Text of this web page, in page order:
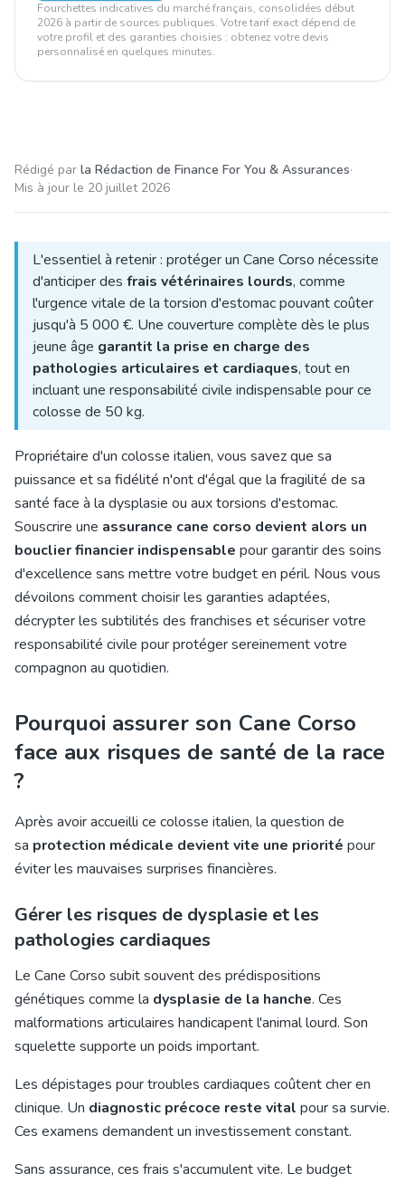
Fourchettes indicatives du marché français, consolidées début
2026 à partir de sources publiques. Votre tarif exact dépend de
votre profil et des garanties choisies : obtenez votre devis
personnalisé en quelques minutes.
Rédigé par la Rédaction de Finance For You & Assurances·
Mis à jour le 20 juillet 2026
L'essentiel à retenir : protéger un Cane Corso nécessite
d'anticiper des frais vétérinaires lourds, comme
l'urgence vitale de la torsion d'estomac pouvant coûter
jusqu'à 5 000 €. Une couverture complète dès le plus
jeune âge garantit la prise en charge des
pathologies articulaires et cardiaques, tout en
incluant une responsabilité civile indispensable pour ce
colosse de 50 kg.
Propriétaire d'un colosse italien, vous savez que sa
puissance et sa fidélité n'ont d'égal que la fragilité de sa
santé face à la dysplasie ou aux torsions d'estomac.
Souscrire une assurance cane corso devient alors un
bouclier financier indispensable pour garantir des soins
d'excellence sans mettre votre budget en péril. Nous vous
dévoilons comment choisir les garanties adaptées,
décrypter les subtilités des franchises et sécuriser votre
responsabilité civile pour protéger sereinement votre
compagnon au quotidien.
Pourquoi assurer son Cane Corso
face aux risques de santé de la race
?
Après avoir accueilli ce colosse italien, la question de
sa protection médicale devient vite une priorité pour
éviter les mauvaises surprises financières.
Gérer les risques de dysplasie et les
pathologies cardiaques
Le Cane Corso subit souvent des prédispositions
génétiques comme la dysplasie de la hanche. Ces
malformations articulaires handicapent l'animal lourd. Son
squelette supporte un poids important.
Les dépistages pour troubles cardiaques coûtent cher en
clinique. Un diagnostic précoce reste vital pour sa survie.
Ces examens demandent un investissement constant.
Sans assurance, ces frais s'accumulent vite. Le budget